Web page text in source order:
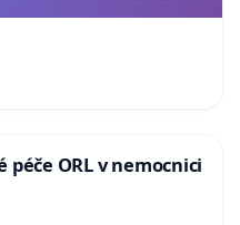
péče ORL v nemocnici